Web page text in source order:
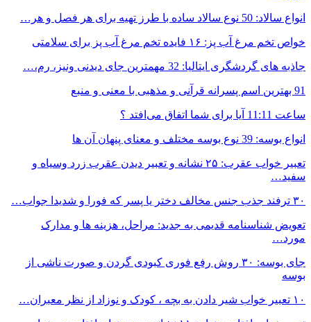
انواع سالاد: 50 نوع سالاد ساده با طرز تهیه برای هر فصل و هر…
خواص تخم مرغ آب پز: ۱۶ فایده تخم مرغ آب پز برای سلامتی
جاذبه های گردشگری ایتالیا: 32 مهمترین جای دیدنی ونیز، رم،…
91 بهترین اسم پسرانه قرآنی و مذهبی با معنی و منبع
ساعت 11:11 آیا برای شما اتفاق می‌افتد ؟
انواع بوسه: 39 نوع بوسه مختلف و معنای پنهان آن ها
تعبیر خواب عقرب: ۲۵ نشانه و تعبیر دیدن عقرب زرد وسیاه و
سفید…
۳۰ ترفند جذب جنس مخالف دختر یا پسر که فورا و شدیدا جواب…
تعویض شناسنامه قدیمی به جدید: مراحل، هزینه ها و مدارک
مورد…
جای بوسه: ۳۰ روش رفع فوری کبودی گردن و صورت ناشی از
بوسه
۱۰ تعبیر خواب شیر دادن به بچه ، کودک و نوزاد از نظر معبران…